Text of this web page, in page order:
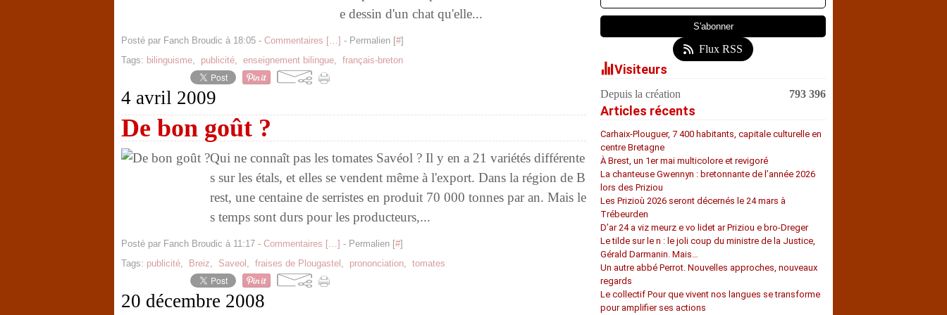
e dessin d'un chat qu'elle...
Posté par Fanch Broudic à 18:05 - Commentaires […] - Permalien [#]
Tags: bilinguisme, publicité, enseignement bilingue, français-breton
4 avril 2009
De bon goût ?
Qui ne connaît pas les tomates Savéol ? Il y en a 21 variétés différente
s sur les étals, et elles se vendent même à l'export. Dans la région de B
rest, une centaine de serristes en produit 70 000 tonnes par an. Mais le
s temps sont durs pour les producteurs,...
Posté par Fanch Broudic à 11:17 - Commentaires […] - Permalien [#]
Tags: publicité, Breiz, Saveol , fraises de Plougastel , prononciation, tomates
20 décembre 2008
Flux RSS
Visiteurs
Depuis la création 793 396
Articles récents
Carhaix-Plouguer, 7 400 habitants, capitale culturelle en
centre Bretagne
À Brest, un 1er mai multicolore et revigoré
La chanteuse Gwennyn : bretonnante de l’année 2026
lors des Priziou
Les Prizioù 2026 seront décernés le 24 mars à
Trébeurden
D’ar 24 a viz meurz e vo lidet ar Priziou e bro-Dreger
Le tilde sur le n : le joli coup du ministre de la Justice,
Gérald Darmanin. Mais…
Un autre abbé Perrot. Nouvelles approches, nouveaux
regards
Le collectif Pour que vivent nos langues se transforme
pour amplifier ses actions